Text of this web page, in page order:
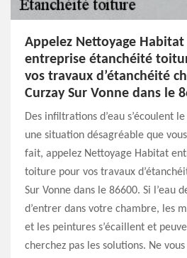
Appelez Nettoyage Habitat
entreprise étanchéité
vos travaux d’étanchéité
Curzay Sur Vonne dans le
Des infiltrations d’eau s’écoulent
une situation désagréable que
fait, appelez Nettoyage Habitat
toiture pour vos travaux
Sur Vonne dans le 86600. Si l’eau
d’entrer dans votre chambre, les
et les peintures s’écaillent et
cherchez pas les solutions. Ne